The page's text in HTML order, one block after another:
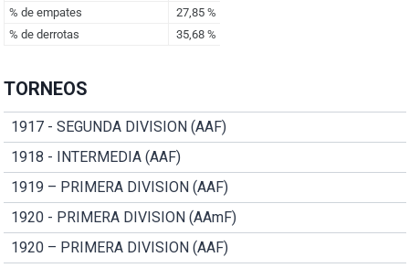
TORNEOS
1917 - SEGUNDA DIVISION (AAF)
1918 - INTERMEDIA (AAF)
1919 – PRIMERA DIVISION (AAF)
1920 - PRIMERA DIVISION (AAmF)
1920 – PRIMERA DIVISION (AAF)